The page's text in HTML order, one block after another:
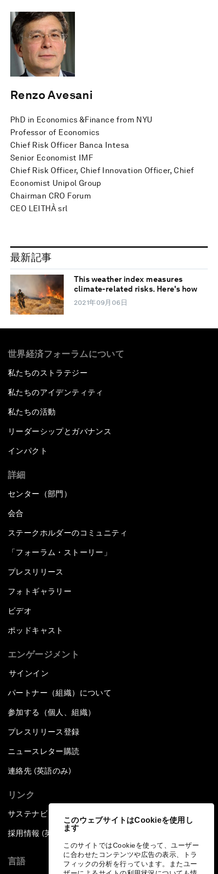
このウェブサイトはCookieを使用し
ます
このサイトではCookieを使って、ユーザー
に合わせたコンテンツや広告の表示、トラ
フィックの分析を行っています。またユー
Renzo Avesani
PhD in Economics &Finance from NYU
Professor of Economics
Chief Risk Officer Banca Intesa
Senior Economist IMF
Chief Risk Officer, Chief Innovation Officer, Chief
Economist Unipol Group
Chairman CRO Forum
CEO LEITHÀ srl
最新記事
This weather index measures
climate-related risks. Here's how
2021年09月06日
世界経済フォーラムについて
私たちのストラテジー
私たちのアイデンティティ
私たちの活動
リーダーシップとガバナンス
インパクト
詳細
センター（部門）
会合
ステークホルダーのコミュニティ
「フォーラム・ストーリー」
プレスリリース
フォトギャラリー
ビデオ
ポッドキャスト
エンゲージメント
サインイン
パートナー（組織）について
参加する（個人、組織）
プレスリリース登録
ニュースレター購読
連絡先 (英語のみ)
リンク
サステナビリティへの取り組み
採用情報 (英語のみ)
言語